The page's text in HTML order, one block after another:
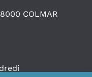
COLMAR